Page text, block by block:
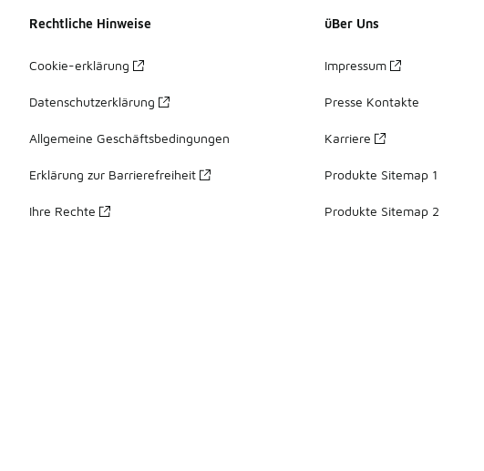
Rechtliche Hinweise
Cookie-erklärung
Datenschutzerklärung
Allgemeine Geschäftsbedingungen
Erklärung zur Barrierefreiheit
Ihre Rechte
üBer Uns
Impressum
Presse Kontakte
Karriere
Produkte Sitemap 1
Produkte Sitemap 2